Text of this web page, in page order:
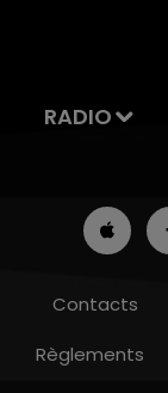
RADIO
Contacts
Règlements